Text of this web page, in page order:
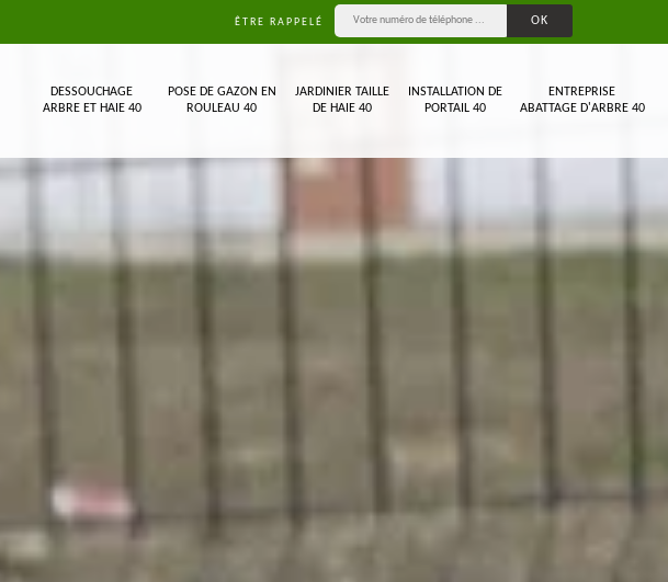
ÊTRE RAPPELÉ
DESSOUCHAGE
ARBRE ET HAIE 40
POSE DE GAZON EN
ROULEAU 40
JARDINIER TAILLE
DE HAIE 40
INSTALLATION DE
PORTAIL 40
ENTREPRISE
ABATTAGE D'ARBRE 40